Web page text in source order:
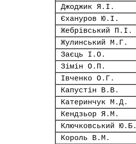
Джоджик Я.І.
Єхануров Ю.І.
Жебрівський П.І.
Жулинський М.Г.
Заєць І.О.
Зімін О.П.
Івченко О.Г.
Капустін В.В.
Катеринчук М.Д.
Кендзьор Я.М.
Ключковський Ю.Б.
Король В.М.